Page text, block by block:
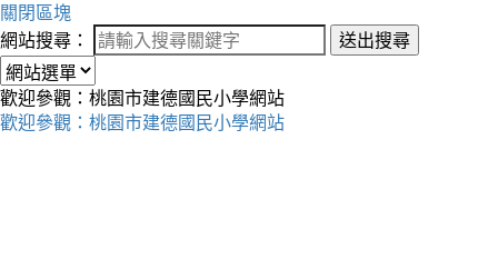
關閉區塊
網站搜尋：
送出搜尋
歡迎參觀：桃園市建德國民小學網站
歡迎參觀：桃園市建德國民小學網站